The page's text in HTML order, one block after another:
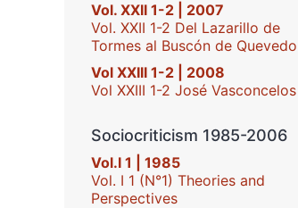
Vol. XXII 1-2 | 2007
Vol. XXII 1-2 Del Lazarillo de
Tormes al Buscón de Quevedo
Vol XXIII 1-2 | 2008
Vol XXIII 1-2 José Vasconcelos
Sociocriticism 1985-2006
Vol.I 1 | 1985
Vol. I 1 (N°1) Theories and
Perspectives